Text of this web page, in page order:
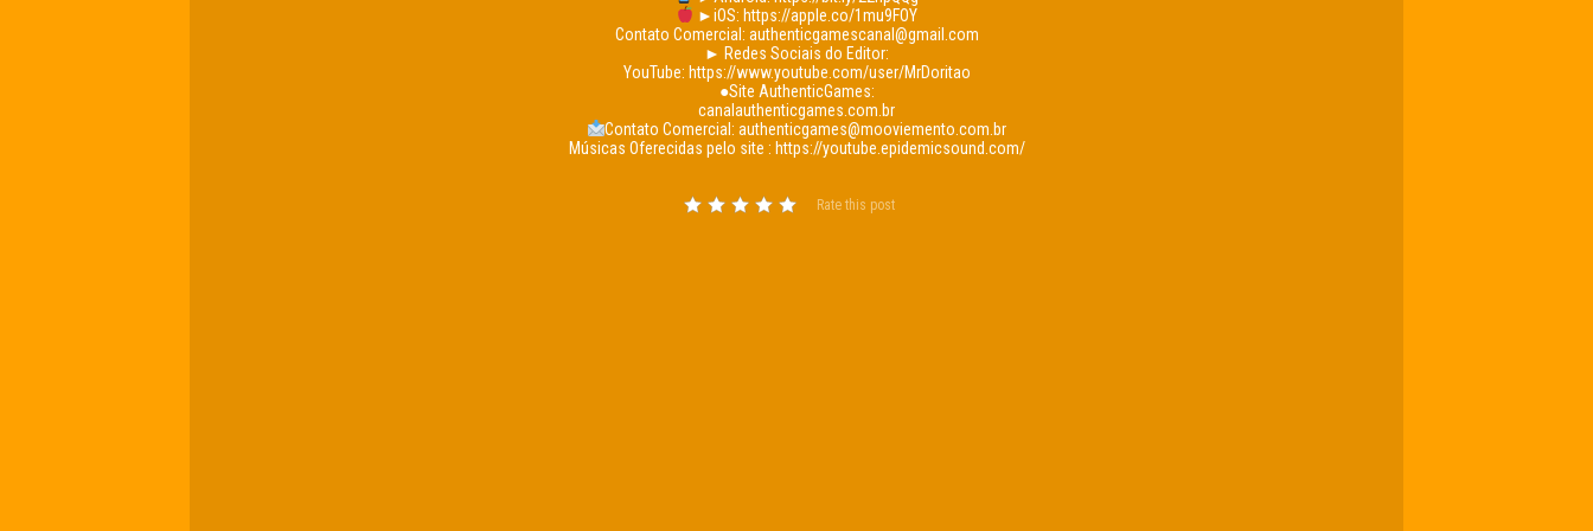
►iOS: https://apple.co/1mu9FOY
Contato Comercial: authenticgamescanal@gmail.com
► Redes Sociais do Editor:
YouTube: https://www.youtube.com/user/MrDoritao
●Site AuthenticGames:
canalauthenticgames.com.br
Contato Comercial: authenticgames@mooviemento.com.br
Músicas Oferecidas pelo site : https://youtube.epidemicsound.com/
Rate this post